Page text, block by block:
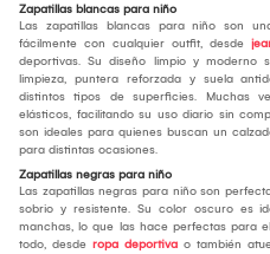
Zapatillas blancas para niño
Las zapatillas blancas para niño son
fácilmente con cualquier outfit, desde
deportivas. Su diseño limpio y moderno
limpieza, puntera reforzada y suela
distintos tipos de superficies. Muchas
elásticos, facilitando su uso diario sin
son ideales para quienes buscan un
para distintas ocasiones.
Zapatillas negras para niño
Las zapatillas negras para niño son
sobrio y resistente. Su color oscuro es
manchas, lo que las hace perfectas para
todo, desde ropa deportiva o también